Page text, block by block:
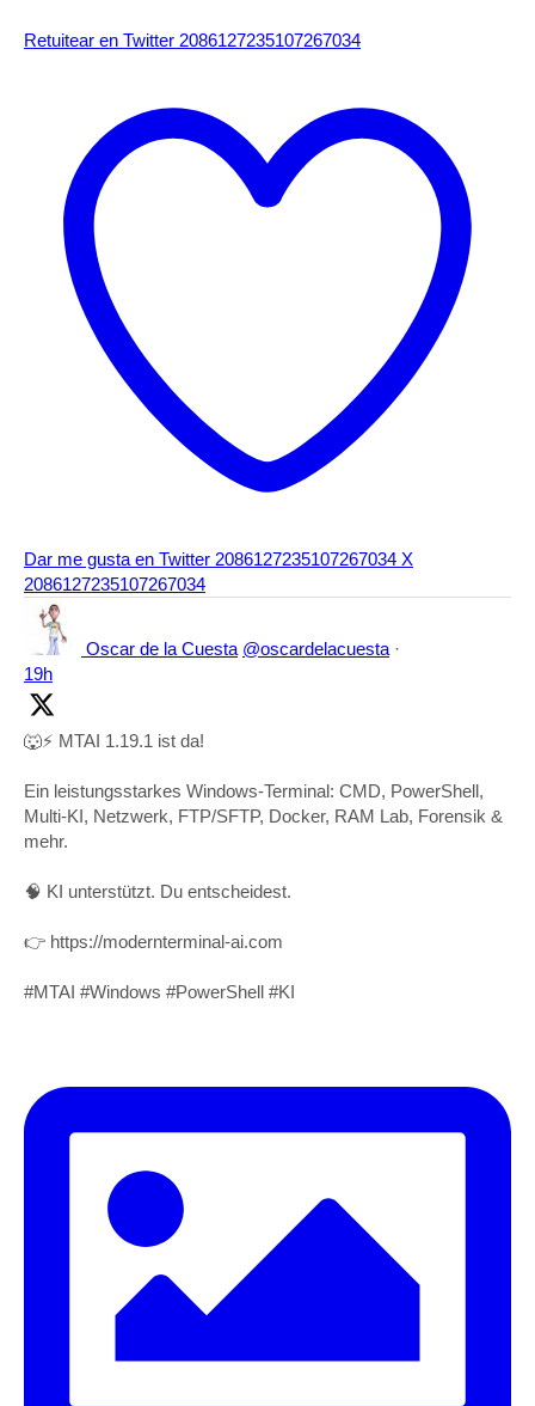
Retuitear en Twitter 2086127235107267034
Dar me gusta en Twitter 2086127235107267034 X
2086127235107267034
Oscar de la Cuesta @oscardelacuesta ·
19h
🐺⚡ MTAI 1.19.1 ist da!
Ein leistungsstarkes Windows-Terminal: CMD, PowerShell,
Multi-KI, Netzwerk, FTP/SFTP, Docker, RAM Lab, Forensik &
mehr.
🧠 KI unterstützt. Du entscheidest.
👉 https://modernterminal-ai.com
#MTAI #Windows #PowerShell #KI